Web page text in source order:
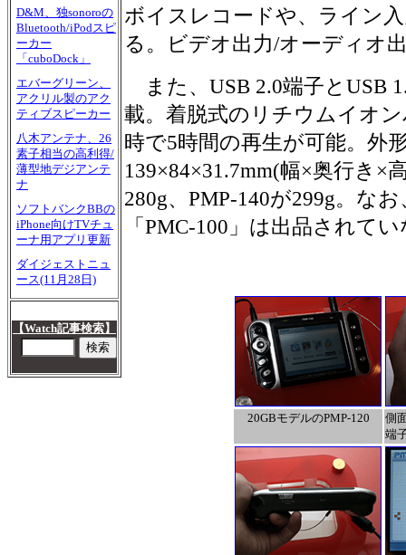
D&M、独sonoroの
Bluetooth/iPodスピ
ーカー
「cuboDock」
エバーグリーン、
アクリル製のアク
ティブスピーカー
八木アンテナ、26
素子相当の高利得/
薄型地デジアンテ
ナ
ソフトバンクBBの
iPhone向けTVチュ
ーナ用アプリ更新
ダイジェストニュ
ース(11月28日)
【Watch記事検索】
ボイスレコードや、ライン
る。ビデオ出力/オーディオ
また、USB 2.0端子とUSB
載。着脱式のリチウムイオ
時で5時間の再生が可能。外
139×84×31.7mm(幅×奥行き×
280g、PMP-140が299g。な
「PMC-100」は出品されて
20GBモデルのPMP-120
側
端